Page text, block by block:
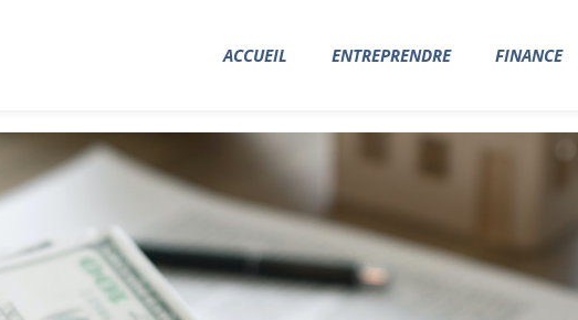
ACCUEIL ENTREPRENDRE FINANCE